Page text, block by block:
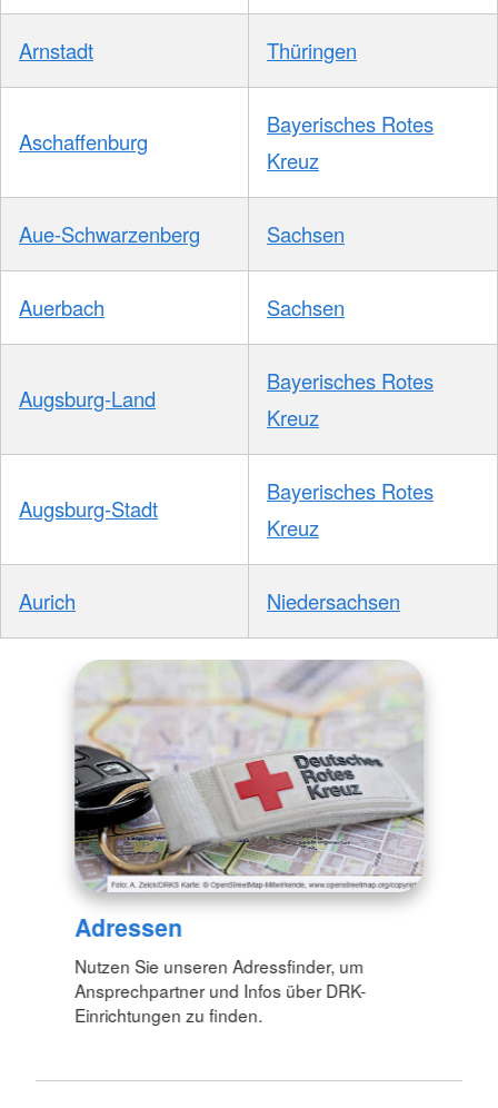
Arnstadt Thüringen
Aschaffenburg
Bayerisches Rotes
Kreuz
Aue-Schwarzenberg Sachsen
Auerbach Sachsen
Augsburg-Land
Bayerisches Rotes
Kreuz
Augsburg-Stadt
Bayerisches Rotes
Kreuz
Aurich Niedersachsen
Adressen
Nutzen Sie unseren Adressfinder, um
Ansprechpartner und Infos über DRK-
Einrichtungen zu finden.